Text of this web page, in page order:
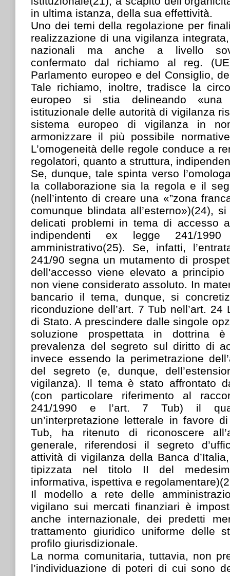
in ultima istanza, della sua effettività.
Uno dei temi della regolazione per
realizzazione di una vigilanza
nazionali ma anche a livello
confermato dal richiamo al reg.
Parlamento europeo e del Consiglio,
Tale richiamo, inoltre, tradisce la
europeo si stia delineando «una
istituzionale delle autorità di vigilanza
sistema europeo di vigilanza in
armonizzare il più possibile
L’omogeneità delle regole conduce a
regolatori, quanto a struttura,
Se, dunque, tale spinta verso
la collaborazione sia la regola e il
(nell’intento di creare una «”zona
comunque blindata all’esterno»)(24),
delicati problemi in tema di accesso
indipendenti ex legge 241/1990
amministrativo(25). Se, infatti,
241/90 segna un mutamento di
dell’accesso viene elevato a
non viene considerato assoluto. In
bancario il tema, dunque, si
riconduzione dell’art. 7 Tub nell’art.
di Stato. A prescindere dalle singole
soluzione prospettata in dottrina
prevalenza del segreto sul diritto di
invece essendo la perimetrazione
del segreto (e, dunque,
vigilanza). Il tema è stato affrontato
(con particolare riferimento al
241/1990 e l’art. 7 Tub) il
un’interpretazione letterale in favore
Tub, ha ritenuto di riconoscere
generale, riferendosi il segreto
attività di vigilanza della Banca
tipizzata nel titolo II del
informativa, ispettiva e
Il modello a rete delle
vigilano sui mercati finanziari è
anche internazionale, dei predetti
trattamento giuridico uniforme delle
profilo giurisdizionale.
La norma comunitaria, tuttavia, non
l’individuazione di poteri di cui sono